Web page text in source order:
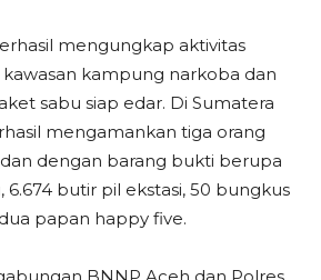
mengungkap aktivitas
kampung narkoba dan
sabu siap edar. Di Sumatera
mengamankan tiga orang
dengan barang bukti berupa
6.674 butir pil ekstasi, 50 bungkus
papan happy five.